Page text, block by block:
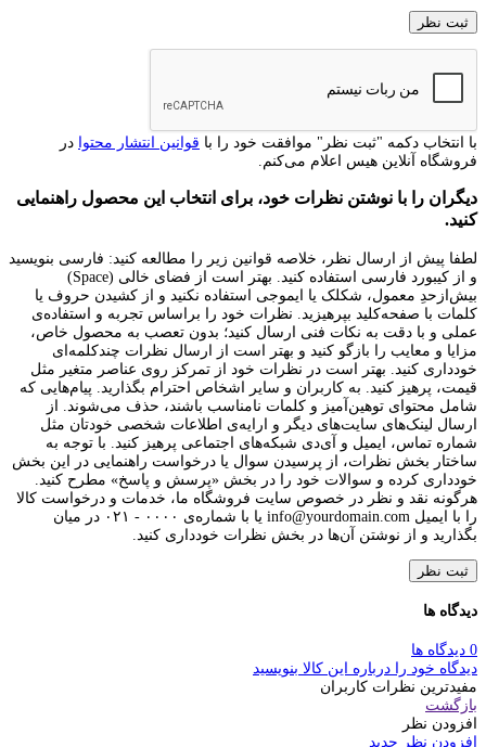
با انتخاب دکمه "ثبت نظر" موافقت خود را با قوانین انتشار محتوا در
فروشگاه آنلاین هیس اعلام می‌کنم.
دیگران را با نوشتن نظرات خود، برای انتخاب این محصول راهنمایی
کنید.
لطفا پیش از ارسال نظر، خلاصه قوانین زیر را مطالعه کنید: فارسی بنویسید
و از کیبورد فارسی استفاده کنید. بهتر است از فضای خالی (Space)
بیش‌از‌حدِ معمول، شکلک یا ایموجی استفاده نکنید و از کشیدن حروف یا
کلمات با صفحه‌کلید بپرهیزید. نظرات خود را براساس تجربه و استفاده‌ی
عملی و با دقت به نکات فنی ارسال کنید؛ بدون تعصب به محصول خاص،
مزایا و معایب را بازگو کنید و بهتر است از ارسال نظرات چندکلمه‌‌ای
خودداری کنید. بهتر است در نظرات خود از تمرکز روی عناصر متغیر مثل
قیمت، پرهیز کنید. به کاربران و سایر اشخاص احترام بگذارید. پیام‌هایی که
شامل محتوای توهین‌آمیز و کلمات نامناسب باشند، حذف می‌شوند. از
ارسال لینک‌های سایت‌های دیگر و ارایه‌ی اطلاعات شخصی خودتان مثل
شماره تماس، ایمیل و آی‌دی شبکه‌های اجتماعی پرهیز کنید. با توجه به
ساختار بخش نظرات، از پرسیدن سوال یا درخواست راهنمایی در این بخش
خودداری کرده و سوالات خود را در بخش «پرسش و پاسخ» مطرح کنید.
هرگونه نقد و نظر در خصوص سایت فروشگاه ما، خدمات و درخواست کالا
را با ایمیل info@yourdomain.com یا با شماره‌ی ۰۰۰۰ - ۰۲۱ در میان
بگذارید و از نوشتن آن‌ها در بخش نظرات خودداری کنید.
ثبت نظر
دیدگاه ها
0 دیدگاه ها
دیدگاه خود را درباره این کالا بنویسید
مفیدترین نظرات کاربران
بازگشت
افزودن نظر
افزودن نظر جدید